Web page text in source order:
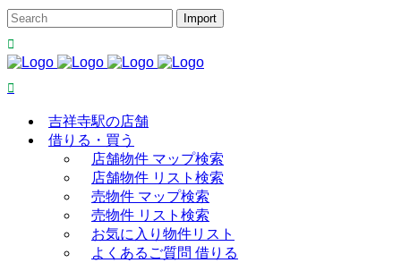
吉祥寺駅の店舗
借りる・買う
店舗物件 マップ検索
店舗物件 リスト検索
売物件 マップ検索
売物件 リスト検索
お気に入り物件リスト
よくあるご質問 借りる